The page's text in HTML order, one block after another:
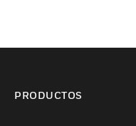
PRODUCTOS